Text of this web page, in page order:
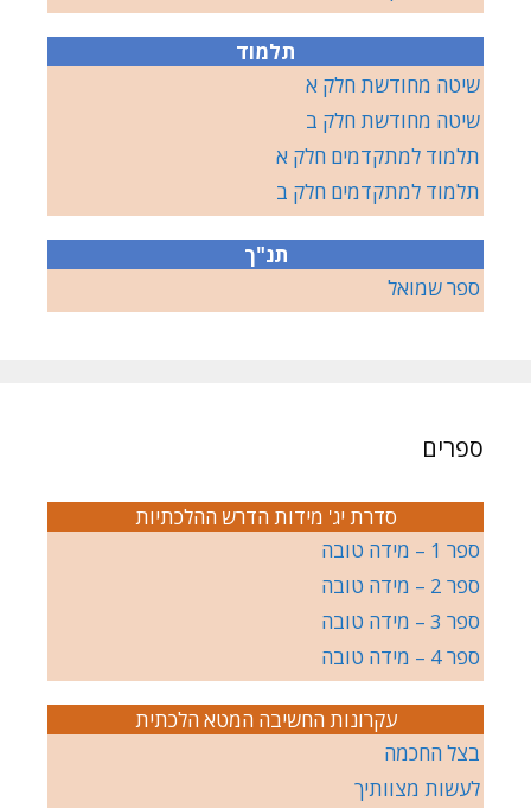
תלמוד
שיטה מחודשת חלק א
שיטה מחודשת חלק ב
תלמוד למתקדמים חלק א
תלמוד למתקדמים חלק ב
תנ"ך
ספר שמואל
ספרים
סדרת יג' מידות הדרש ההלכתיות
ספר 1 – מידה טובה
ספר 2 – מידה טובה
ספר 3 – מידה טובה
ספר 4 – מידה טובה
עקרונות החשיבה המטא הלכתית
בצל החכמה
לעשות מצוותיך